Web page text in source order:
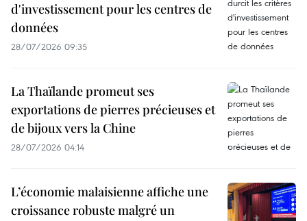
d'investissement pour les centres de
données
28/07/2026 09:35
La Thaïlande promeut ses
exportations de pierres précieuses et
de bijoux vers la Chine
28/07/2026 04:14
L’économie malaisienne affiche une
croissance robuste malgré un